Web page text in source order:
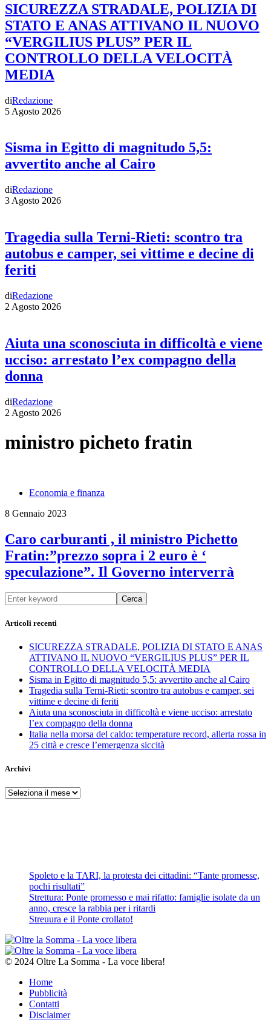
SICUREZZA STRADALE, POLIZIA DI
STATO E ANAS ATTIVANO IL NUOVO
“VERGILIUS PLUS” PER IL
CONTROLLO DELLA VELOCITÀ
MEDIA
diRedazione
5 Agosto 2026
Sisma in Egitto di magnitudo 5,5:
avvertito anche al Cairo
diRedazione
3 Agosto 2026
Tragedia sulla Terni-Rieti: scontro tra
autobus e camper, sei vittime e decine di
feriti
diRedazione
2 Agosto 2026
Aiuta una sconosciuta in difficoltà e viene
ucciso: arrestato l’ex compagno della
donna
diRedazione
2 Agosto 2026
ministro picheto fratin
Economia e finanza
8 Gennaio 2023
Caro carburanti , il ministro Pichetto
Fratin:”prezzo sopra i 2 euro è ‘
speculazione”. Il Governo interverrà
Cerca
Articoli recenti
SICUREZZA STRADALE, POLIZIA DI STATO E ANAS
ATTIVANO IL NUOVO “VERGILIUS PLUS” PER IL
CONTROLLO DELLA VELOCITÀ MEDIA
Sisma in Egitto di magnitudo 5,5: avvertito anche al Cairo
Tragedia sulla Terni-Rieti: scontro tra autobus e camper, sei
vittime e decine di feriti
Aiuta una sconosciuta in difficoltà e viene ucciso: arrestato
l’ex compagno della donna
Italia nella morsa del caldo: temperature record, allerta rossa in
25 città e cresce l’emergenza siccità
Archivi
Archivi
Spoleto e la TARI, la protesta dei cittadini: “Tante promesse,
pochi risultati”
Strettura: Ponte promesso e mai rifatto: famiglie isolate da un
anno, cresce la rabbia per i ritardi
Streuura e il Ponte crollato!
© 2024 Oltre La Somma - La voce libera!
Home
Pubblicità
Contatti
Disclaimer